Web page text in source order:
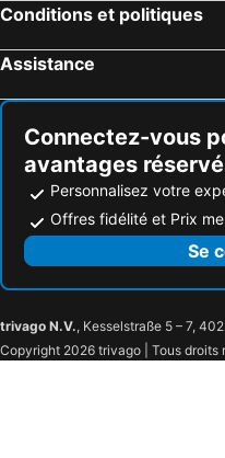
Conditions et politiques
Assistance
Connectez-vous
avantages
Personnalisez votre
Offres fidélité et Prix
Se
trivago N.V., Kesselstraße 5 – 7,
Copyright 2026 trivago | Tous droits